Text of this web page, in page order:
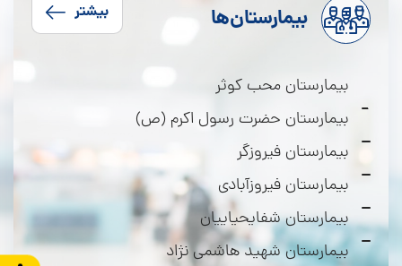
بیمارستان‌ها بیشتر
بیمارستان محب کوثر
بیمارستان حضرت رسول اکرم (ص)
بیمارستان فیروزگر
بیمارستان فیروزآبادی
بیمارستان شفایحیاییان
بیمارستان شهید هاشمی نژاد